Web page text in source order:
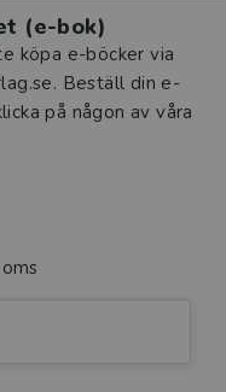
(e-bok)
köpa e-böcker via
Beställ din e-
på någon av våra